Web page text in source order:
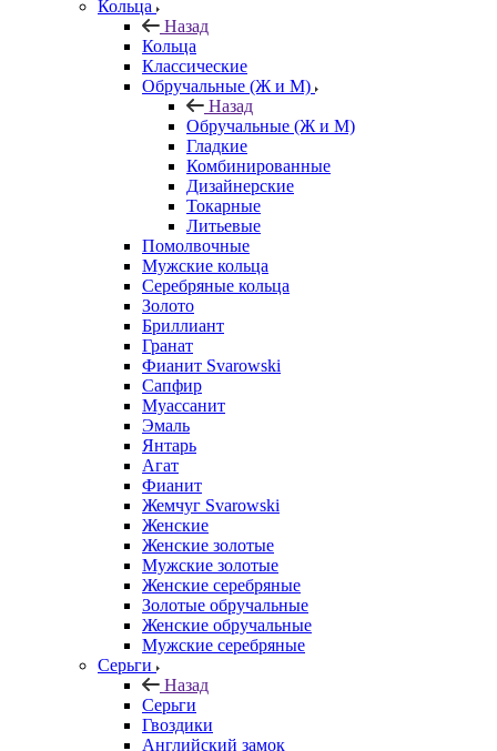
Кольца
Назад
Кольца
Классические
Обручальные (Ж и М)
Назад
Обручальные (Ж и М)
Гладкие
Комбинированные
Дизайнерские
Токарные
Литьевые
Помолвочные
Мужские кольца
Серебряные кольца
Золото
Бриллиант
Гранат
Фианит Svarowski
Сапфир
Муассанит
Эмаль
Янтарь
Агат
Фианит
Жемчуг Svarowski
Женские
Женские золотые
Мужские золотые
Женские серебряные
Золотые обручальные
Женские обручальные
Мужские серебряные
Серьги
Назад
Серьги
Гвоздики
Английский замок